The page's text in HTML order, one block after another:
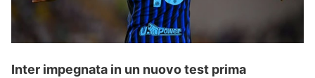
Inter impegnata in un nuovo test prima